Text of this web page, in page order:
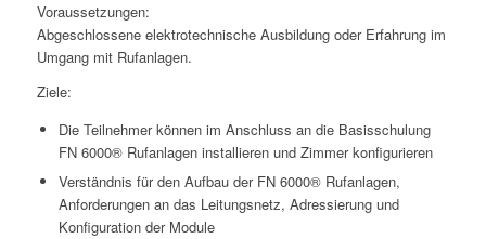
Voraussetzungen:
Abgeschlossene elektrotechnische Ausbildung oder Erfahrung im
Umgang mit Rufanlagen.
Ziele:
Die Teilnehmer können im Anschluss an die Basisschulung
FN 6000® Rufanlagen installieren und Zimmer konfigurieren
Verständnis für den Aufbau der FN 6000® Rufanlagen,
Anforderungen an das Leitungsnetz, Adressierung und
Konfiguration der Module